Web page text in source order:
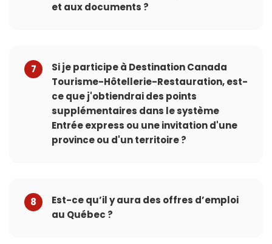
et aux documents ?
7
Si je participe à Destination Canada
Tourisme-Hôtellerie-Restauration, est-
ce que j'obtiendrai des points
supplémentaires dans le système
Entrée express ou une invitation d'une
province ou d'un territoire ?
8
Est-ce qu’il y aura des offres d’emploi
au Québec ?